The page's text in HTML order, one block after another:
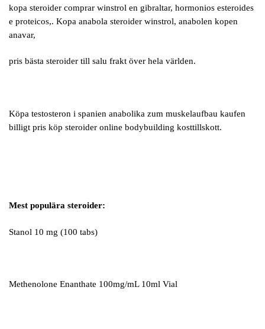
kopa steroider comprar winstrol en gibraltar, hormonios esteroides
e proteicos,. Kopa anabola steroider winstrol, anabolen kopen
anavar,
pris bästa steroider till salu frakt över hela världen.
Köpa testosteron i spanien anabolika zum muskelaufbau kaufen
billigt pris köp steroider online bodybuilding kosttillskott.
Mest populära steroider:
Stanol 10 mg (100 tabs)
Methenolone Enanthate 100mg/mL 10ml Vial